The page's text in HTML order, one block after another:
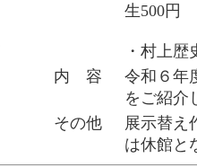
生500円
・村上
内 容
令和６年
をご紹介
その他
展示替え
は休館と